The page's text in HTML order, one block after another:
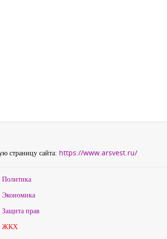
страницу сайта: https://www.arsvest.ru/
Политика
Экономика
Защита прав
ЖКХ